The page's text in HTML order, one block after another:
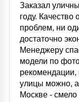
Заказал
году.
проблем, ни
достаточно
Менеджеру
модели по
рекомендации,
улицы можно, а
Москве -